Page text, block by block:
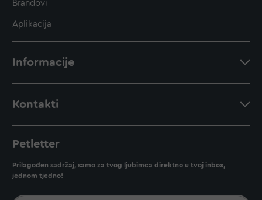
Brandovi
Aplikacija
Informacije
Kontakti
Petletter
Prilagođen sadržaj, samo za tvog ljubimca direktno u tvoj inbox,
jednom tjedno!